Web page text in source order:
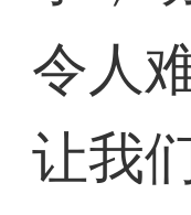
令人
让我